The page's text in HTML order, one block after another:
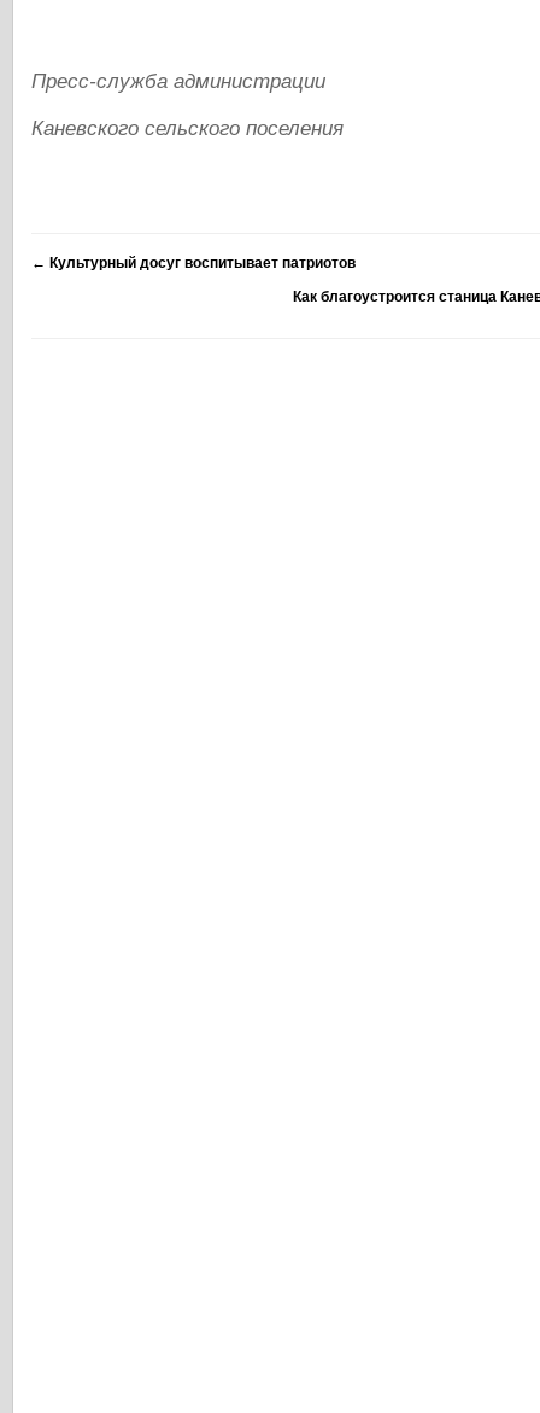
Пресс-служба администрации
Каневского сельского поселения
← Культурный досуг воспитывает патриотов
Как благоустроится станица